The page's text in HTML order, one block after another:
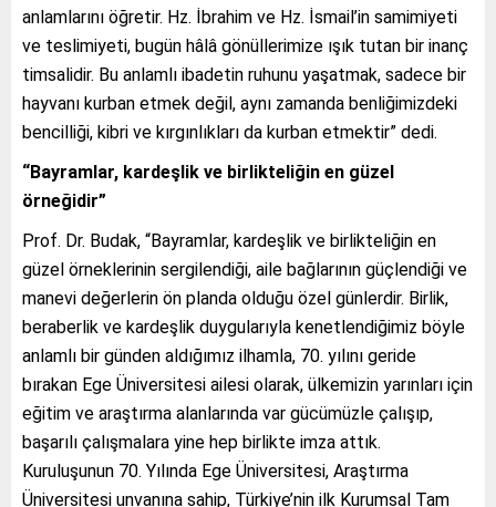
anlamlarını öğretir. Hz. İbrahim ve Hz. İsmail’in samimiyeti
ve teslimiyeti, bugün hâlâ gönüllerimize ışık tutan bir inanç
timsalidir. Bu anlamlı ibadetin ruhunu yaşatmak, sadece bir
hayvanı kurban etmek değil, aynı zamanda benliğimizdeki
bencilliği, kibri ve kırgınlıkları da kurban etmektir” dedi.
“Bayramlar, kardeşlik ve birlikteliğin en güzel
örneğidir”
Prof. Dr. Budak, “Bayramlar, kardeşlik ve birlikteliğin en
güzel örneklerinin sergilendiği, aile bağlarının güçlendiği ve
manevi değerlerin ön planda olduğu özel günlerdir. Birlik,
beraberlik ve kardeşlik duygularıyla kenetlendiğimiz böyle
anlamlı bir günden aldığımız ilhamla, 70. yılını geride
bırakan Ege Üniversitesi ailesi olarak, ülkemizin yarınları için
eğitim ve araştırma alanlarında var gücümüzle çalışıp,
başarılı çalışmalara yine hep birlikte imza attık.
Kuruluşunun 70. Yılında Ege Üniversitesi, Araştırma
Üniversitesi unvanına sahip, Türkiye’nin ilk Kurumsal Tam